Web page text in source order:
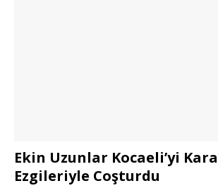
Ekin Uzunlar Kocaeli’yi
Ezgileriyle Coşturdu